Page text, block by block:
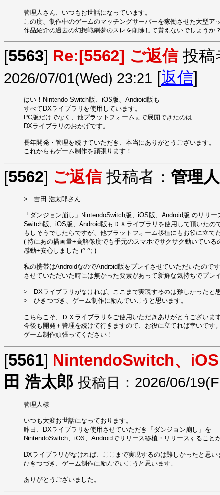
管理人さん、いつもお世話になっています。
この度、制作中のゲームのマッチングサーバーを稼働させた大型ア
作品紹介の過去の幻想戦劇夢のスレを削除して貰えないでしょうか
[5563] Re:[5562] ご返信投稿
2026/07/01(Wed) 23:21 [返信]
はい！Nintendo Switch版、iOS版、Android版も
すべてDXライブラリを使用しています。
PC版だけでなく、他プラットフォームまで展開できたのは
DXライブラリのおかげです。
長年開発・管理を続けていただき、本当にありがとうございます。
これからもゲーム制作を頑張ります！
[5562] ご返信投稿者： 管理人
>　吉田 浩太郎さん
「ダンジョン崩し」NintendoSwitch版、iOS版、Android版 のリリ
Switch版、iOS版、Android版もＤＸライブラリを使用して頂いたの
もしそうでしたらですが、他プラットフォーム移植にもお役に立て
( 特にあの描画量+高解像度でも手元のスマホでサクサク動いている
感動+安心しました (^ ^; )
私の携帯はAndroidなのでAndroid版をプレイさせていただいたので
させていただいた時には無かった要素があって新鮮な気持ちでプレ
>　DXライブラリがなければ、ここまで実現するのは難しかったと
>　ひきつづき、ゲーム制作に励んでいこうと思います。
こちらこそ、ＤＸライブラリをご使用いただきありがとうございま
今後も開発＋管理を続けて行きますので、お役に立てれば幸いです
ゲーム制作頑張ってください！
[5561] NintendoSwitch、
田 浩太郎 投稿日：2026/06/
管理人様
いつも大変お世話になっております。
昨日、DXライブラリを使用させていただき「ダンジョン崩し」を
NintendoSwitch、iOS、Androidでリリース移植・リリースすること
DXライブラリがなければ、ここまで実現するのは難しかったと思
ひきつづき、ゲーム制作に励んでいこうと思います。
ありがとうございました。